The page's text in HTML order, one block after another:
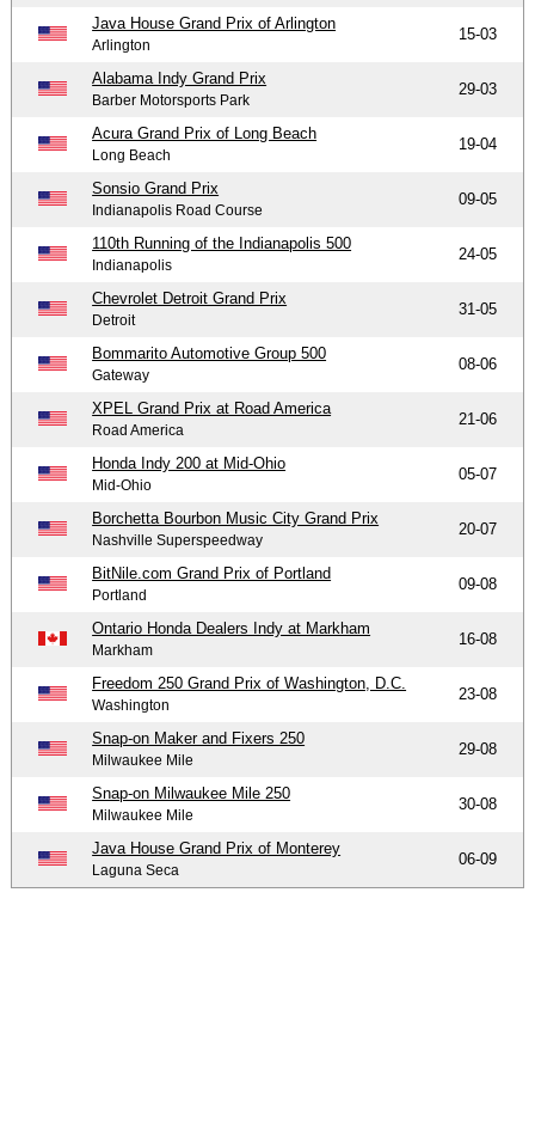
Java House Grand Prix of Arlington
Arlington
15-03
Alabama Indy Grand Prix
Barber Motorsports Park
29-03
Acura Grand Prix of Long Beach
Long Beach
19-04
Sonsio Grand Prix
Indianapolis Road Course
09-05
110th Running of the Indianapolis 500
Indianapolis
24-05
Chevrolet Detroit Grand Prix
Detroit
31-05
Bommarito Automotive Group 500
Gateway
08-06
XPEL Grand Prix at Road America
Road America
21-06
Honda Indy 200 at Mid-Ohio
Mid-Ohio
05-07
Borchetta Bourbon Music City Grand Prix
Nashville Superspeedway
20-07
BitNile.com Grand Prix of Portland
Portland
09-08
Ontario Honda Dealers Indy at Markham
Markham
16-08
Freedom 250 Grand Prix of Washington, D.C.
Washington
23-08
Snap-on Maker and Fixers 250
Milwaukee Mile
29-08
Snap-on Milwaukee Mile 250
Milwaukee Mile
30-08
Java House Grand Prix of Monterey
Laguna Seca
06-09